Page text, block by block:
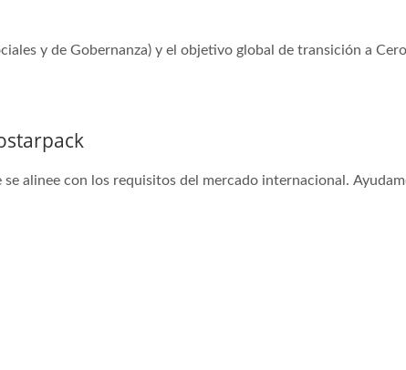
y de Gobernanza) y el objetivo global de transición a
alinee con los requisitos del mercado internacional.